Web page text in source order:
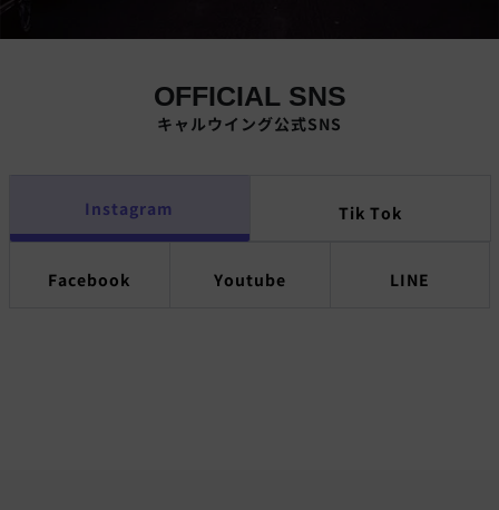
OFFICIAL SNS
キャルウイング公式SNS
Instagram Tik Tok
Facebook Youtube LINE